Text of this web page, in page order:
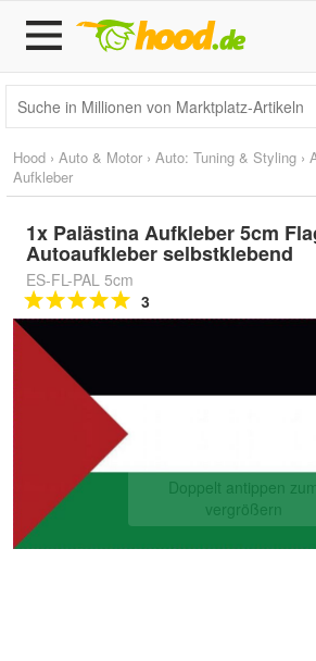
Hood › Auto & Motor › Auto: Tuning & Styling ›
Aufkleber
1x Palästina Aufkleber 5cm
Autoaufkleber selbstklebend
ES-FL-PAL 5cm
3
Doppelt antippen zum
vergrößern